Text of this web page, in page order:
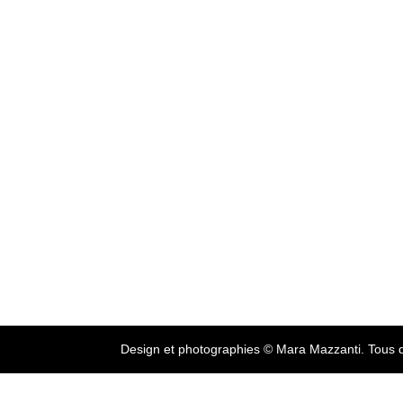
Design et photographies © Mara Mazzanti. Tous